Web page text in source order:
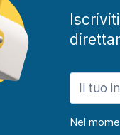
Nel